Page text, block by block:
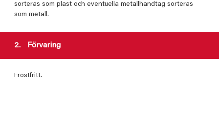
sorteras som plast och eventuella metallhandtag sorteras
som metall.
2. Förvaring
Frostfritt.